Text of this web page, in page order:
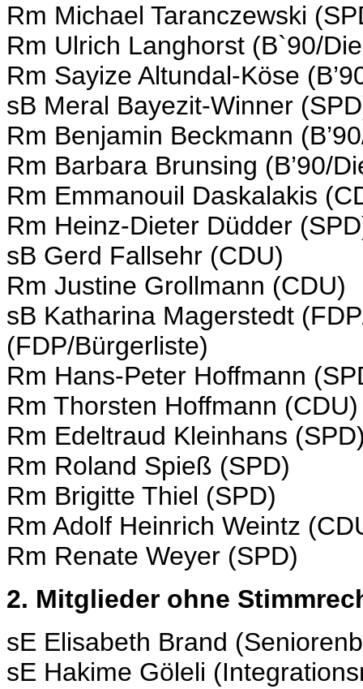
Rm Michael Taranczewski
Rm Ulrich Langhorst (B`90/
Rm Sayize Altundal-Köse
sB Meral Bayezit-Winner
Rm Benjamin Beckmann
Rm Barbara Brunsing (B’90/
Rm Emmanouil Daskalakis
Rm Heinz-Dieter Düdder
sB Gerd Fallsehr (CDU)
Rm Justine Grollmann (CDU)
sB Katharina Magerstedt
(FDP/Bürgerliste)
Rm Hans-Peter Hoffmann
Rm Thorsten Hoffmann (CDU)
Rm Edeltraud Kleinhans
Rm Roland Spieß (SPD)
Rm Brigitte Thiel (SPD)
Rm Adolf Heinrich Weintz
Rm Renate Weyer (SPD)
2. Mitglieder ohne
sE Elisabeth Brand
sE Hakime Göleli